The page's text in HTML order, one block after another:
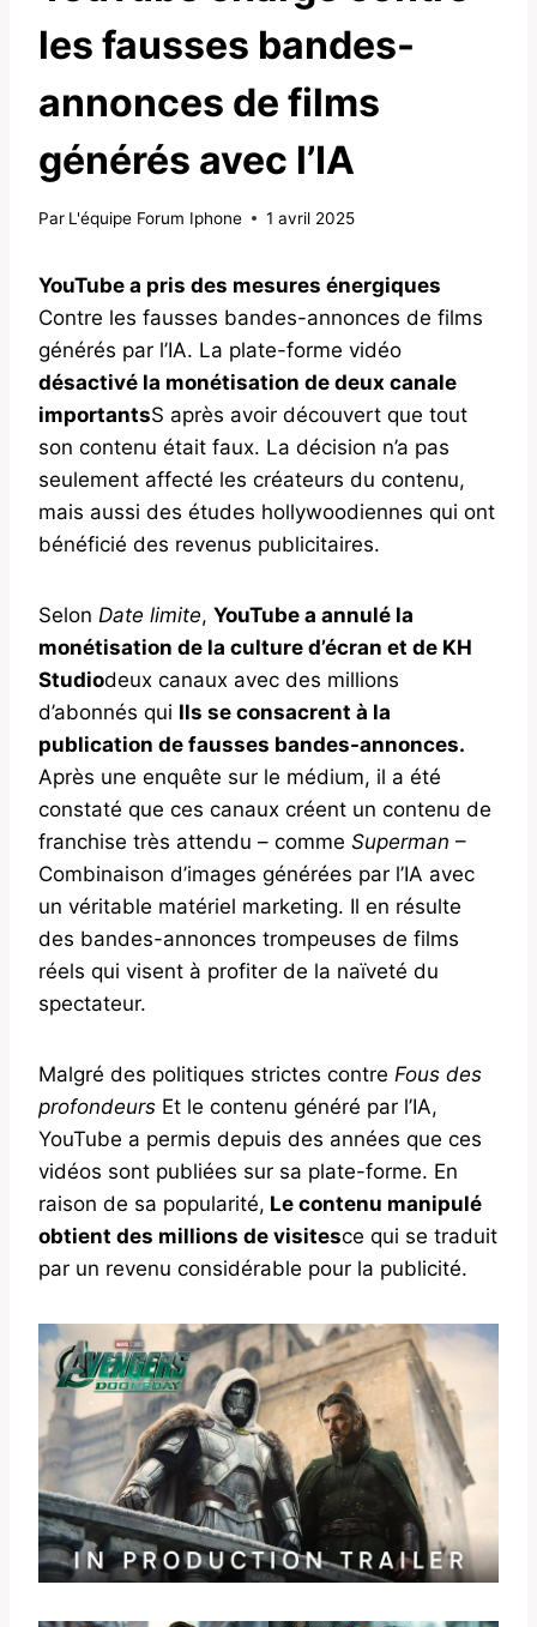
les fausses bandes-
annonces de films
générés avec l’IA
Par L'équipe Forum Iphone 1 avril 2025
YouTube a pris des mesures énergiques
Contre les fausses bandes-annonces de films
générés par l’IA. La plate-forme vidéo
désactivé la monétisation de deux canale
importantsS après avoir découvert que tout
son contenu était faux. La décision n’a pas
seulement affecté les créateurs du contenu,
mais aussi des études hollywoodiennes qui ont
bénéficié des revenus publicitaires.
Selon Date limite, YouTube a annulé la
monétisation de la culture d’écran et de KH
Studiodeux canaux avec des millions
d’abonnés qui Ils se consacrent à la
publication de fausses bandes-annonces.
Après une enquête sur le médium, il a été
constaté que ces canaux créent un contenu de
franchise très attendu – comme Superman –
Combinaison d’images générées par l’IA avec
un véritable matériel marketing. Il en résulte
des bandes-annonces trompeuses de films
réels qui visent à profiter de la naïveté du
spectateur.
Malgré des politiques strictes contre Fous des
profondeurs Et le contenu généré par l’IA,
YouTube a permis depuis des années que ces
vidéos sont publiées sur sa plate-forme. En
raison de sa popularité, Le contenu manipulé
obtient des millions de visitesce qui se traduit
par un revenu considérable pour la publicité.